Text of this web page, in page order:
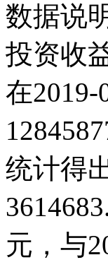
数据说
投资收
在2019-
统计得
元，与